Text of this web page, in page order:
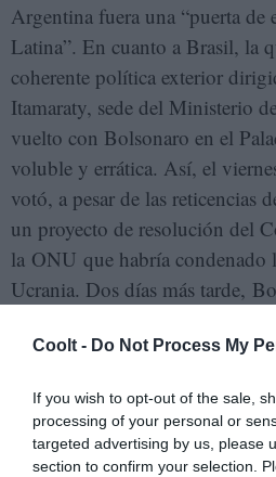
Coolt - Do Not Process My
If you wish to opt-out of the sale,
processing of your personal or
targeted advertising by us, please
section to confirm your selection.
Argentina fuera una “puerta de
Latina”. En cuanto a Brasil, la
coherente política exterior
Itamaraty, sede del Ministerio
vuelto con Bolsonaro en el
voluble y errática. Así, el
votó, a pesar de las reticencias
un proyecto de resolución del
la ONU que habría condenado
Ucrania. Dos días más tarde,
Rusia y Ucrania eran
La invasión rusa a Ucrania
internacional se ha hecho